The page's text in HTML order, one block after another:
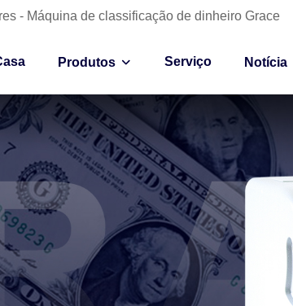
- Máquina de classificação de dinheiro Grace
Produtos Serviço Notícia